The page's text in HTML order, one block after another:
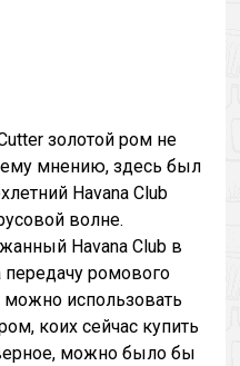
золотой ром не
мнению, здесь был
Havana Club
волне.
Havana Club в
передачу ромового
можно использовать
коих сейчас купить
можно было бы